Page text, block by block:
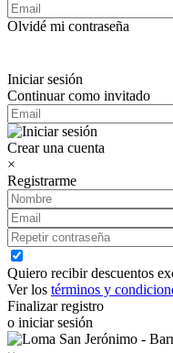
Olvidé mi contraseña
Iniciar sesión
Continuar como invitado
Crear una cuenta
×
Registrarme
Quiero recibir descuentos
Ver los términos y
Finalizar registro
o iniciar sesión